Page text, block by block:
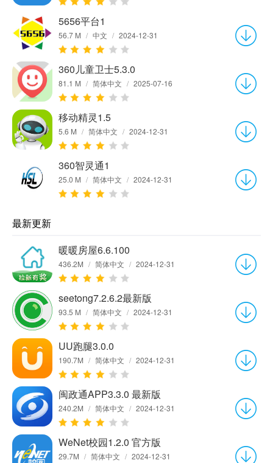
5656平台1
56.7 M / 中文 / 2024-12-31
360儿童卫士5.3.0
81.1 M / 简体中文 / 2025-07-16
移动精灵1.5
5.6 M / 简体中文 / 2024-12-31
360智灵通1
25.0 M / 简体中文 / 2024-12-31
最新更新
暖暖房屋6.6.100
436.2M / 简体中文 / 2024-12-31
seetong7.2.6.2最新版
93.5 M / 简体中文 / 2024-12-31
UU跑腿3.0.0
190.7M / 简体中文 / 2024-12-31
闽政通APP3.3.0 最新版
240.2M / 简体中文 / 2024-12-31
WeNet校园1.2.0 官方版
29.7M / 简体中文 / 2024-12-31